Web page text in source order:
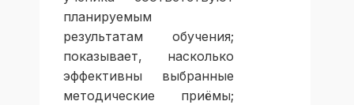
планируемым
результатам обучения;
показывает, насколько
эффективны выбранные
методические приёмы;